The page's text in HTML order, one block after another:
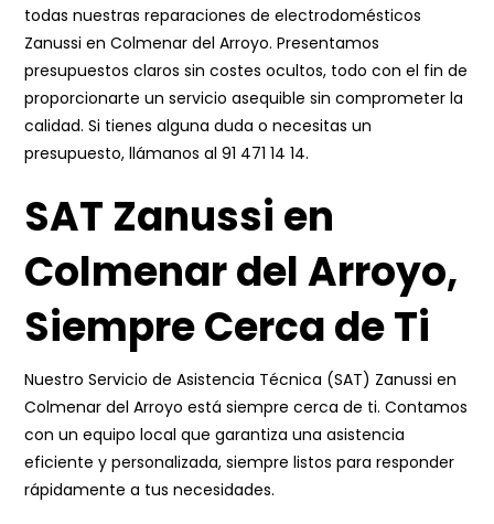
todas nuestras reparaciones de electrodomésticos
Zanussi en Colmenar del Arroyo. Presentamos
presupuestos claros sin costes ocultos, todo con el fin de
proporcionarte un servicio asequible sin comprometer la
calidad. Si tienes alguna duda o necesitas un
presupuesto, llámanos al91 471 14 14.
SAT Zanussi en
Colmenar del Arroyo,
Siempre Cerca de Ti
Nuestro Servicio de Asistencia Técnica (SAT) Zanussi en
Colmenar del Arroyo está siempre cerca de ti. Contamos
con un equipo local que garantiza una asistencia
eficiente y personalizada, siempre listos para responder
rápidamente a tus necesidades.